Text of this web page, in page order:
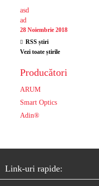
asd
ad
28 Noiembrie 2018
RSS știri
Vezi toate știrile
Producători
ARUM
Smart Optics
Adin®
Link-uri rapide: